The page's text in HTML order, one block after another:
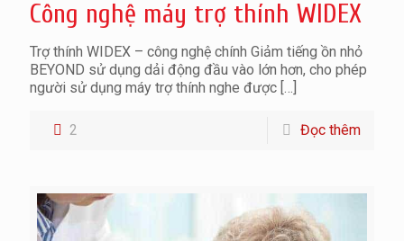
Công nghệ máy trợ thính WIDEX
Trợ thính WIDEX – công nghệ chính Giảm tiếng ồn nhỏ
BEYOND sử dụng dải động đầu vào lớn hơn, cho phép
người sử dụng máy trợ thính nghe được […]
2 Đọc thêm